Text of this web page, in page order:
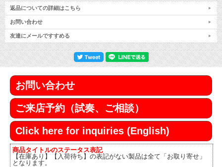
返品についての詳細はこちら
お問い合わせ
友達にメールですすめる
お問い合わせ
ご来店予約（試奏、ご相談）
Click here for inquiries (English)
商品タイトルのステータス表記
【在庫あり】【入荷待ち】の表記がない製品は全て「お取り寄せ」
となります。